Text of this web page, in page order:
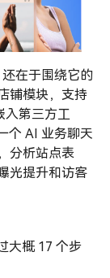
在于围绕它的
铺模块，支持
入第三方工
个 AI 业务聊天
分析站点表
光提升和访客
大概 17 个步